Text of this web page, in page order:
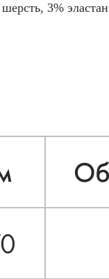
3% эластан